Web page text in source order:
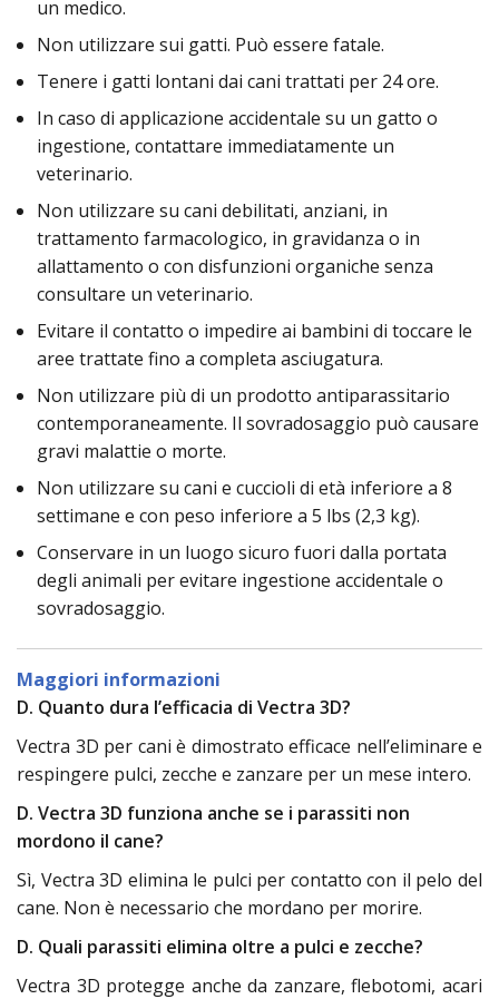
un medico.
Non utilizzare sui gatti. Può essere fatale.
Tenere i gatti lontani dai cani trattati per 24 ore.
In caso di applicazione accidentale su un gatto o
ingestione, contattare immediatamente un
veterinario.
Non utilizzare su cani debilitati, anziani, in
trattamento farmacologico, in gravidanza o in
allattamento o con disfunzioni organiche senza
consultare un veterinario.
Evitare il contatto o impedire ai bambini di toccare le
aree trattate fino a completa asciugatura.
Non utilizzare più di un prodotto antiparassitario
contemporaneamente. Il sovradosaggio può causare
gravi malattie o morte.
Non utilizzare su cani e cuccioli di età inferiore a 8
settimane e con peso inferiore a 5 lbs (2,3 kg).
Conservare in un luogo sicuro fuori dalla portata
degli animali per evitare ingestione accidentale o
sovradosaggio.
Maggiori informazioni
D. Quanto dura l’efficacia di Vectra 3D?
Vectra 3D per cani è dimostrato efficace nell’eliminare e
respingere pulci, zecche e zanzare per un mese intero.
D. Vectra 3D funziona anche se i parassiti non
mordono il cane?
Sì, Vectra 3D elimina le pulci per contatto con il pelo del
cane. Non è necessario che mordano per morire.
D. Quali parassiti elimina oltre a pulci e zecche?
Vectra 3D protegge anche da zanzare, flebotomi, acari